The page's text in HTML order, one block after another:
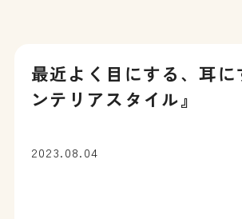
最近よく目にする、耳に
ンテリアスタイル』
2023.08.04